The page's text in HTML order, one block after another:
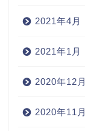
2021年4月
2021年1月
2020年12月
2020年11月